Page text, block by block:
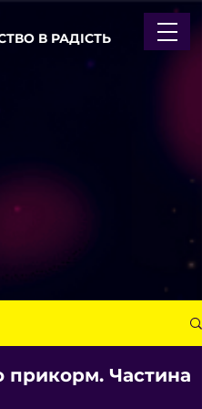
В РАДІСТЬ
прикорм. Частина